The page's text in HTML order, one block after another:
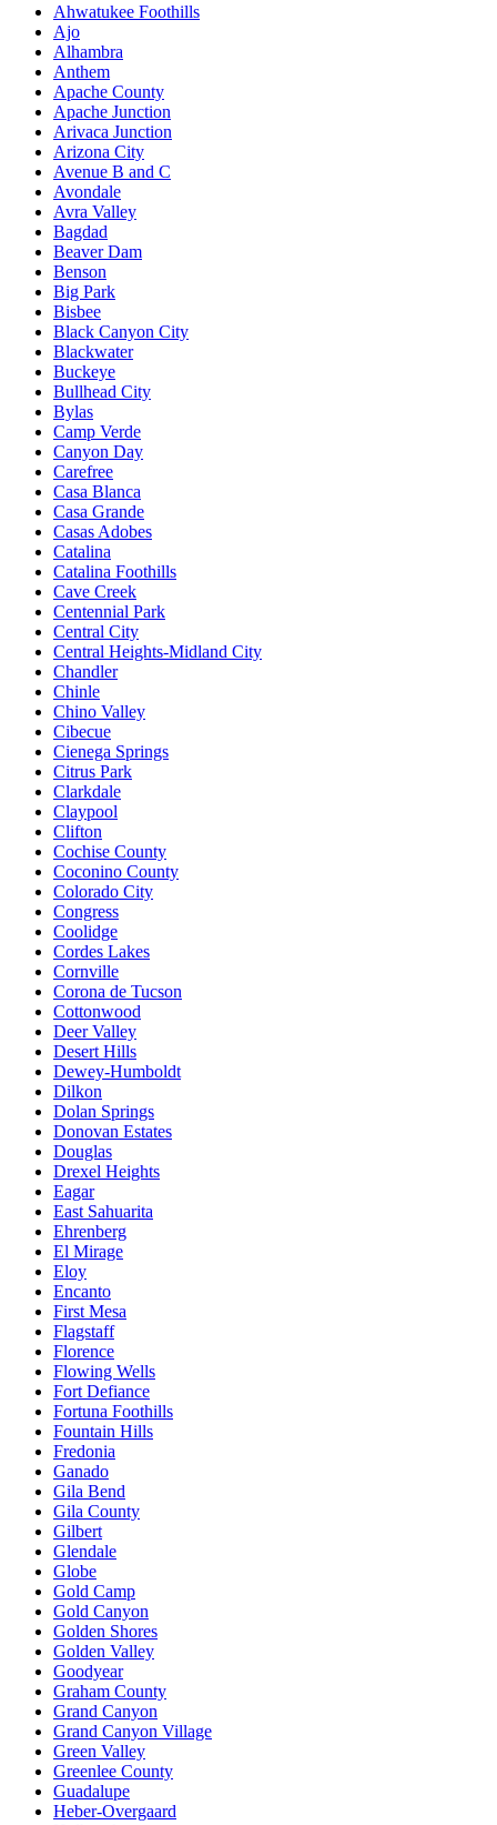
Ahwatukee Foothills
Ajo
Alhambra
Anthem
Apache County
Apache Junction
Arivaca Junction
Arizona City
Avenue B and C
Avondale
Avra Valley
Bagdad
Beaver Dam
Benson
Big Park
Bisbee
Black Canyon City
Blackwater
Buckeye
Bullhead City
Bylas
Camp Verde
Canyon Day
Carefree
Casa Blanca
Casa Grande
Casas Adobes
Catalina
Catalina Foothills
Cave Creek
Centennial Park
Central City
Central Heights-Midland City
Chandler
Chinle
Chino Valley
Cibecue
Cienega Springs
Citrus Park
Clarkdale
Claypool
Clifton
Cochise County
Coconino County
Colorado City
Congress
Coolidge
Cordes Lakes
Cornville
Corona de Tucson
Cottonwood
Deer Valley
Desert Hills
Dewey-Humboldt
Dilkon
Dolan Springs
Donovan Estates
Douglas
Drexel Heights
Eagar
East Sahuarita
Ehrenberg
El Mirage
Eloy
Encanto
First Mesa
Flagstaff
Florence
Flowing Wells
Fort Defiance
Fortuna Foothills
Fountain Hills
Fredonia
Ganado
Gila Bend
Gila County
Gilbert
Glendale
Globe
Gold Camp
Gold Canyon
Golden Shores
Golden Valley
Goodyear
Graham County
Grand Canyon
Grand Canyon Village
Green Valley
Greenlee County
Guadalupe
Heber-Overgaard